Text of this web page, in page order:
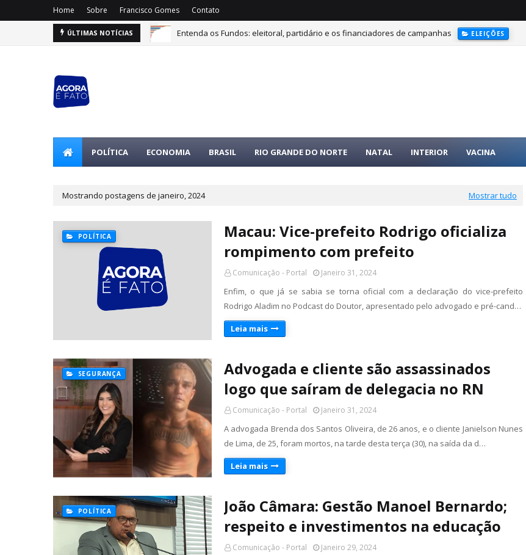
Home Sobre Francisco Gomes Contato
ÚLTIMAS NOTÍCIAS Entenda os Fundos: eleitoral, partidário e os financiadores de campanhas ELEIÇÕES
POLÍTICA ECONOMIA BRASIL RIO GRANDE DO NORTE NATAL INTERIOR VACINA
Mostrando postagens de janeiro, 2024 Mostrar tudo
POLÍTICA
Macau: Vice-prefeito Rodrigo oficializa
rompimento com prefeito
Comunicação - Portal Janeiro 31, 2024
Enfim, o que já se sabia se torna oficial com a declaração do vice-prefeito
Rodrigo Aladim no Podcast do Doutor, apresentado pelo advogado e pré-cand…
Leia mais
SEGURANÇA
Advogada e cliente são assassinados
logo que saíram de delegacia no RN
Comunicação - Portal Janeiro 31, 2024
A advogada Brenda dos Santos Oliveira, de 26 anos, e o cliente Janielson Nunes
de Lima, de 25, foram mortos, na tarde desta terça (30), na saída da d…
Leia mais
POLÍTICA
João Câmara: Gestão Manoel Bernardo;
respeito e investimentos na educação
Comunicação - Portal Janeiro 29, 2024